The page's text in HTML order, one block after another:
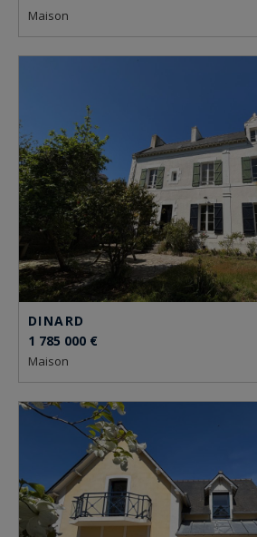
maison
DINARD
1 785 000 €
maison